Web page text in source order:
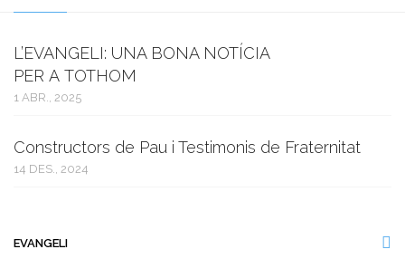
L’EVANGELI: UNA BONA NOTÍCIA
PER A TOTHOM
1 ABR., 2025
Constructors de Pau i Testimonis de Fraternitat
14 DES., 2024
EVANGELI